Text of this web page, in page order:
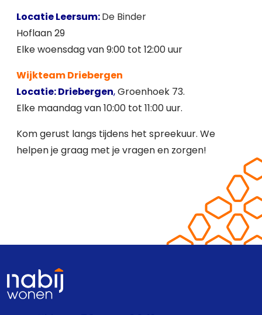
Locatie Leersum: De Binder
Hoflaan 29
Elke woensdag van 9:00 tot 12:00 uur
Wijkteam Driebergen
Locatie: Driebergen, Groenhoek 73.
Elke maandag van 10:00 tot 11:00 uur.
Kom gerust langs tijdens het spreekuur. We
helpen je graag met je vragen en zorgen!